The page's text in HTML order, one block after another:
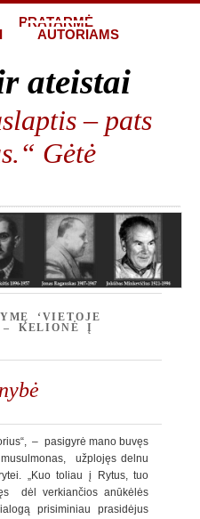
PRATARMĖ
AUTORIAMS
ateistai
– pats
Gėtė
‘VIETOJE
– KELIONĖ Į
– pasigyrė mano buvęs
užplojęs delnu
„Kuo toliau į Rytus, tuo
dėl verkiančios anūkėlės
prisiminiau prasidėjus